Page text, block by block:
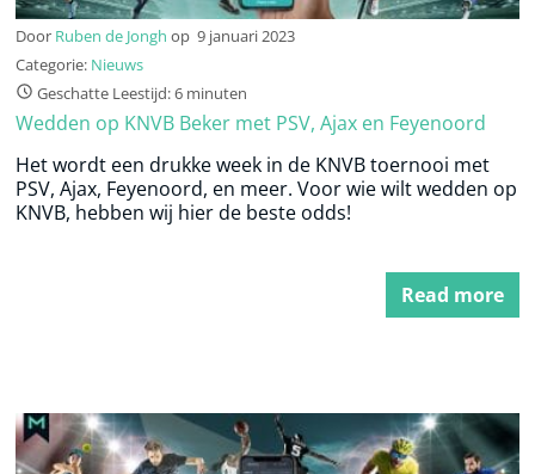
Door Ruben de Jongh op 9 januari 2023
Categorie: Nieuws
Geschatte Leestijd: 6 minuten
Wedden op KNVB Beker met PSV, Ajax en Feyenoord
Het wordt een drukke week in de KNVB toernooi met
PSV, Ajax, Feyenoord, en meer. Voor wie wilt wedden op
KNVB, hebben wij hier de beste odds!
Read more